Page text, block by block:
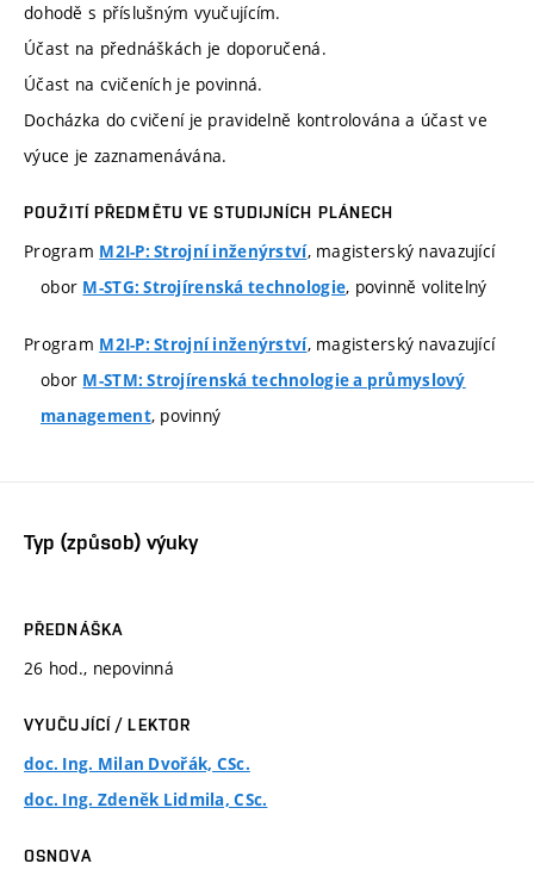
dohodě s příslušným vyučujícím.
Účast na přednáškách je doporučená.
Účast na cvičeních je povinná.
Docházka do cvičení je pravidelně kontrolována a účast ve
výuce je zaznamenávána.
POUŽITÍ PŘEDMĚTU VE STUDIJNÍCH PLÁNECH
Program M2I-P: Strojní inženýrství, magisterský navazující
obor M-STG: Strojírenská technologie, povinně volitelný
Program M2I-P: Strojní inženýrství, magisterský navazující
obor M-STM: Strojírenská technologie a průmyslový
management, povinný
Typ (způsob) výuky
PŘEDNÁŠKA
26 hod., nepovinná
VYUČUJÍCÍ / LEKTOR
doc. Ing. Milan Dvořák, CSc.
doc. Ing. Zdeněk Lidmila, CSc.
OSNOVA